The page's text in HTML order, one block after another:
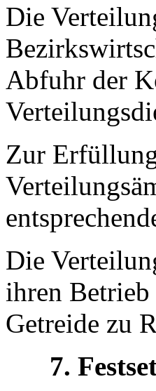
Die
Abfuhr der
Zur
Die
ihren
Getreide zu
7.